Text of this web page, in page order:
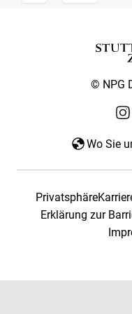
© NPG
Wo Sie
Privatsphäre
Erklärung zur